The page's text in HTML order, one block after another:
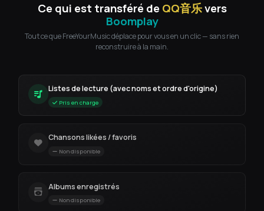
Ce qui est transféré de QQ音乐vers
Boomplay
Tout ce que FreeYourMusic déplace pour vous en un clic — sans rien
reconstruire à la main.
Listes de lecture (avec noms et ordre d'origine)
Pris en charge
Chansons likées / favoris
Non disponible
Albums enregistrés
Non disponible